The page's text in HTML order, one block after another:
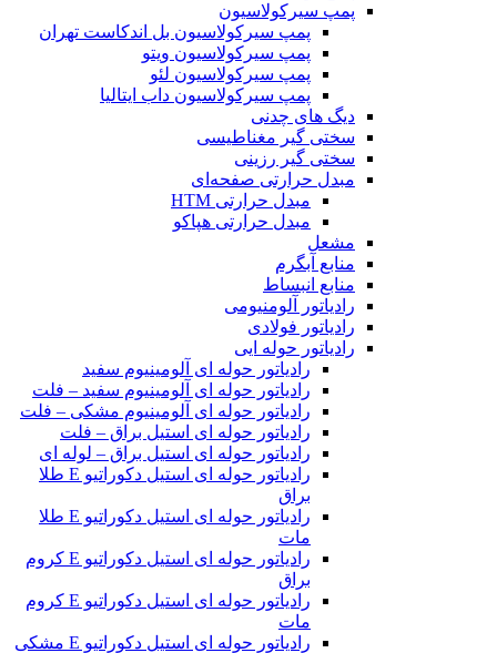
پمپ سیرکولاسیون
پمپ سیرکولاسیون بل اندکاست تهران
پمپ سیرکولاسیون ویتو
پمپ سیرکولاسیون لئو
پمپ سیرکولاسیون داب ایتالیا
دیگ های چدنی
سختی گیر مغناطیسی
سختی گیر رزینی
مبدل حرارتی صفحه‌ای
مبدل حرارتی HTM‎
مبدل حرارتی هپاکو
مشعل
منابع آبگرم
منابع انبساط
رادیاتور آلومنیومی
رادیاتور فولادی
رادیاتور حوله ایی
رادیاتور حوله ای آلومینیوم سفید
رادیاتور حوله ای آلومینیوم سفید – فلت
رادیاتور حوله ای آلومینیوم مشکی – فلت
رادیاتور حوله ای استیل براق – فلت
رادیاتور حوله ای استیل براق – لوله ای
رادیاتور حوله ای استیل دکوراتیو E طلا
براق
رادیاتور حوله ای استیل دکوراتیو E طلا
مات
رادیاتور حوله ای استیل دکوراتیو E کروم
براق
رادیاتور حوله ای استیل دکوراتیو E کروم
مات
رادیاتور حوله ای استیل دکوراتیو E مشکی